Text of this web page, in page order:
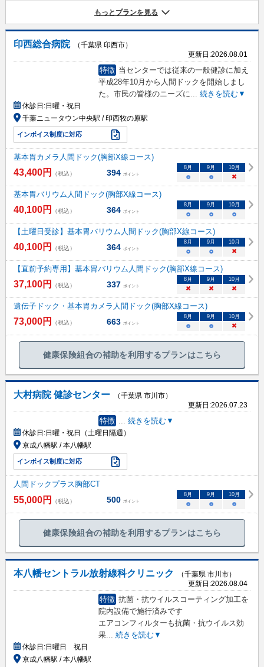
もっとプランを見る
印西総合病院
（千葉県 印西市）
更新日:2026.08.01
特徴 当センターでは従来の一般健診に加え
平成28年10月から人間ドックを開始しまし
た。市民の皆様のニーズに
続きを読む▼
休診日:日曜・祝日
千葉ニュータウン中央駅 / 印西牧の原駅
インボイス制度に対応
基本胃カメラ人間ドック(胸部X線コース)
43,400円 （税込） 394 ポイント
8 月 9 月 10月
○ ○ ×
基本胃バリウム人間ドック(胸部X線コース)
40,100円 （税込） 364 ポイント
8 月 9 月 10月
○ ○ ○
【土曜日受診】基本胃バリウム人間ドック(胸部X線コース)
40,100円 （税込） 364 ポイント
8 月 9 月 10月
○ ○ ×
【直前予約専用】基本胃バリウム人間ドック(胸部X線コース)
37,100円 （税込） 337 ポイント
8 月 9 月 10月
× × ×
遺伝子ドック・基本胃カメラ人間ドック(胸部X線コース)
73,000円 （税込） 663 ポイント
8 月 9 月 10月
○ ○ ×
健康保険組合の補助を利用するプランはこちら
大村病院 健診センター
（千葉県 市川市）
更新日:2026.07.23
特徴 ... 続きを読む▼
休診日:日曜・祝日（土曜日隔週）
京成八幡駅 / 本八幡駅
インボイス制度に対応
人間ドックプラス胸部CT
55,000円 （税込） 500 ポイント
8月 9月 10月
○ ○ ○
健康保険組合の補助を利用するプランはこちら
本八幡セントラル放射線科クリニック
（千葉県 市川市）
更新日:2026.08.04
特徴 抗菌・抗ウイルスコーティング加工を
院内設備で施行済みです
エアコンフィルターも抗菌・抗ウイルス効
果... 続きを読む▼
休診日:日曜日 祝日
京成八幡駅 / 本八幡駅